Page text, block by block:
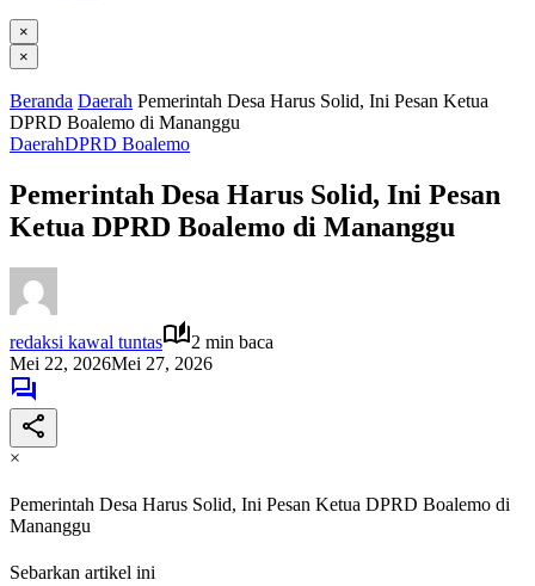
×
×
Beranda Daerah Pemerintah Desa Harus Solid, Ini Pesan Ketua
DPRD Boalemo di Mananggu
DaerahDPRD Boalemo
Pemerintah Desa Harus Solid, Ini Pesan
Ketua DPRD Boalemo di Mananggu
redaksi kawal tuntas
2 min baca
Mei 22, 2026Mei 27, 2026
×
Pemerintah Desa Harus Solid, Ini Pesan Ketua DPRD Boalemo di
Mananggu
Sebarkan artikel ini